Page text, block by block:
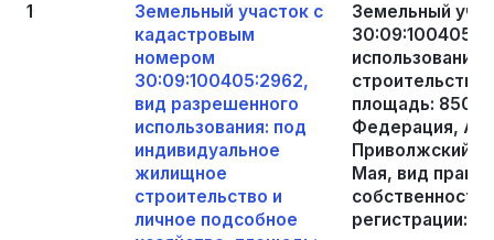
1
Земельный участок с
кадастровым
номером
30:09:100405:2962,
вид разрешенного
использования: под
индивидуальное
жилищное
строительство и
личное подсобное
Земельный
строительство
площадь: 850
Федерация,
Приволжский
Мая, вид
регистрации: